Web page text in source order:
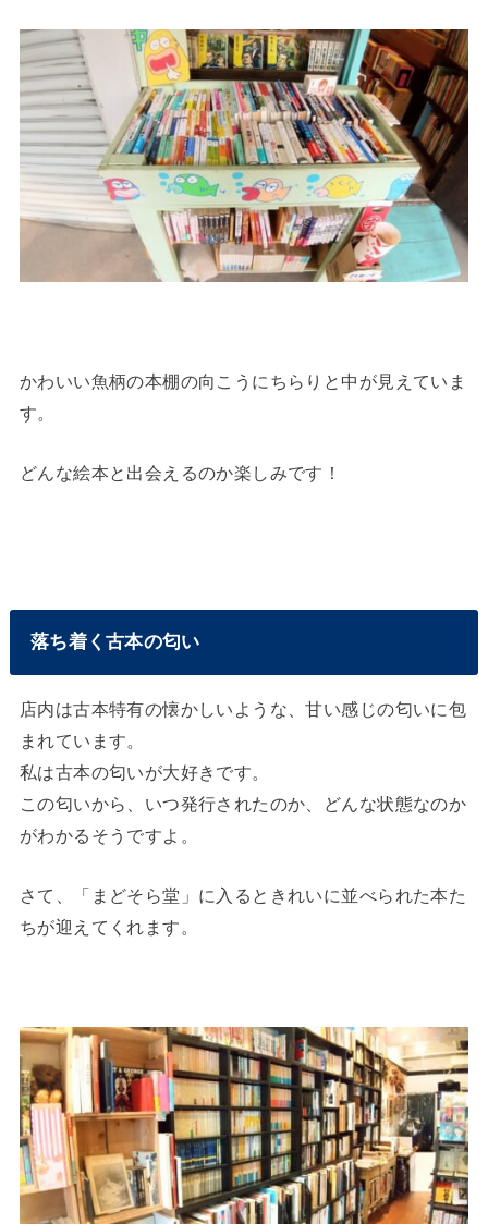
かわいい魚柄の本棚の向こうにちらりと中が見えていま
す。
どんな絵本と出会えるのか楽しみです！
落ち着く古本の匂い
店内は古本特有の懐かしいような、甘い感じの匂いに包
まれています。
私は古本の匂いが大好きです。
この匂いから、いつ発行されたのか、どんな状態なのか
がわかるそうですよ。
さて、「まどそら堂」に入るときれいに並べられた本た
ちが迎えてくれます。